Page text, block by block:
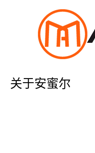
关于安蜜尔